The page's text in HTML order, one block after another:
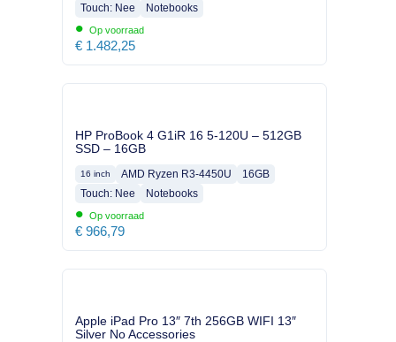
Touch: Nee
Notebooks
• Op voorraad
€ 1.482,25
HP ProBook 4 G1iR 16 5-120U – 512GB
SSD – 16GB
16 inch AMD Ryzen R3-4450U
16GB
Touch: Nee
Notebooks
• Op voorraad
€ 966,79
Apple iPad Pro 13″ 7th 256GB WIFI 13″
Silver No Accessories